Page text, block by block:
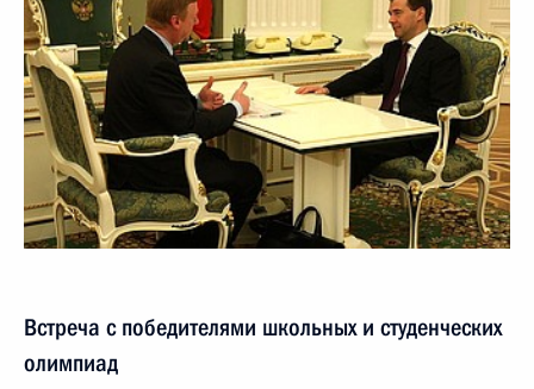
Встреча с победителями школьных и студенческих
олимпиад